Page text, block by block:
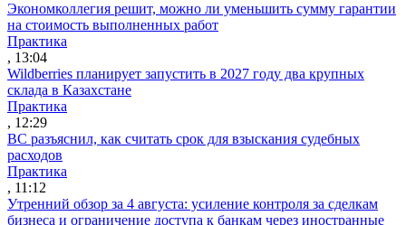
Экономколлегия решит, можно ли уменьшить сумму гарантии
на стоимость выполненных работ
Практика
, 13:04
Wildberries планирует запустить в 2027 году два крупных
склада в Казахстане
Практика
, 12:29
ВС разъяснил, как считать срок для взыскания судебных
расходов
Практика
, 11:12
Утренний обзор за 4 августа: усиление контроля за сделкам
бизнеса и ограничение доступа к банкам через иностранные